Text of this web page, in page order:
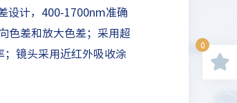
设计，400-1700nm准确
色差和放大色差；采用超
镜头采用近红外吸收涂
0